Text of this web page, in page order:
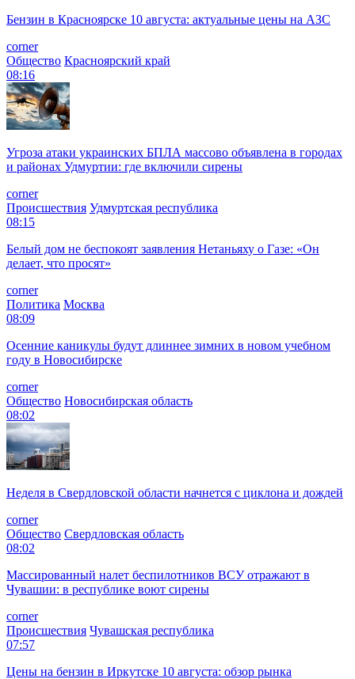
Бензин в Красноярске 10 августа: актуальные цены на АЗС
corner
Общество Красноярский край
08:16
Угроза атаки украинских БПЛА массово объявлена в городах
и районах Удмуртии: где включили сирены
corner
Происшествия Удмуртская республика
08:15
Белый дом не беспокоят заявления Нетаньяху о Газе: «Он
делает, что просят»
corner
Политика Москва
08:09
Осенние каникулы будут длиннее зимних в новом учебном
году в Новосибирске
corner
Общество Новосибирская область
08:02
Неделя в Свердловской области начнется с циклона и дождей
corner
Общество Свердловская область
08:02
Массированный налет беспилотников ВСУ отражают в
Чувашии: в республике воют сирены
corner
Происшествия Чувашская республика
07:57
Цены на бензин в Иркутске 10 августа: обзор рынка